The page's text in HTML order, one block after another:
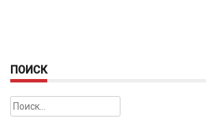
ПОИСК
Найти: